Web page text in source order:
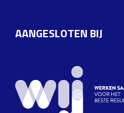
AANGESLOTEN BIJ